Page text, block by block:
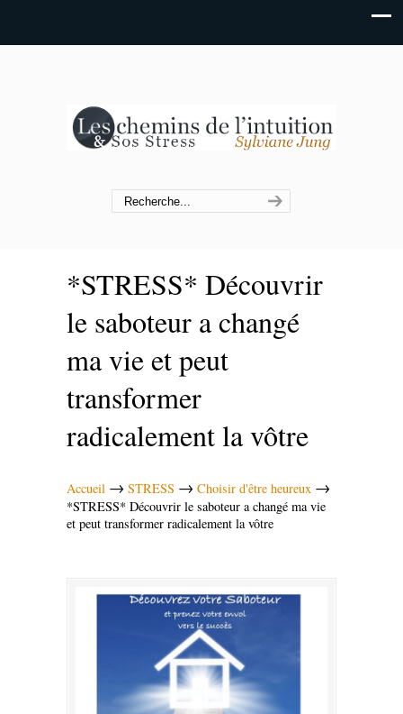
*STRESS* Découvrir
le saboteur a changé
ma vie et peut
transformer
radicalement la vôtre
Accueil → STRESS → Choisir d'être heureux →
*STRESS* Découvrir le saboteur a changé ma vie
et peut transformer radicalement la vôtre